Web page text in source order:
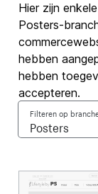
Hier zijn
Posters-
hebben
hebben
accepteren.
Filteren op